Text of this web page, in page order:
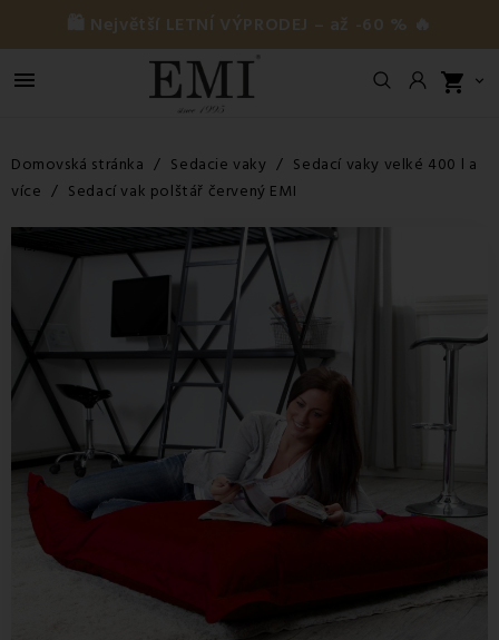
🛍️ Největší LETNÍ VÝPRODEJ – až -60 % 🔥
 shopping_cart 
Domovská stránka Sedacie vaky
Sedací vaky velké 400 l a
více
Sedací vak polštář červený EMI
-15,22%